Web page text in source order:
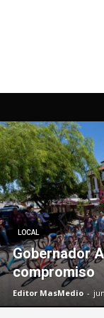
LOCAL
Gobernador
compromiso
Editor MasMedio -